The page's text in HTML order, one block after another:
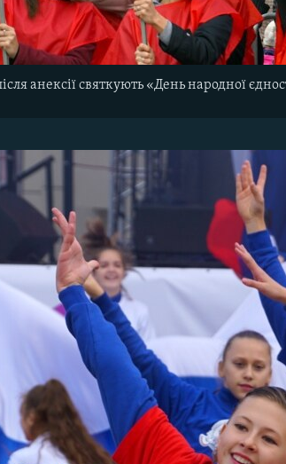
анексії святкують «День народної